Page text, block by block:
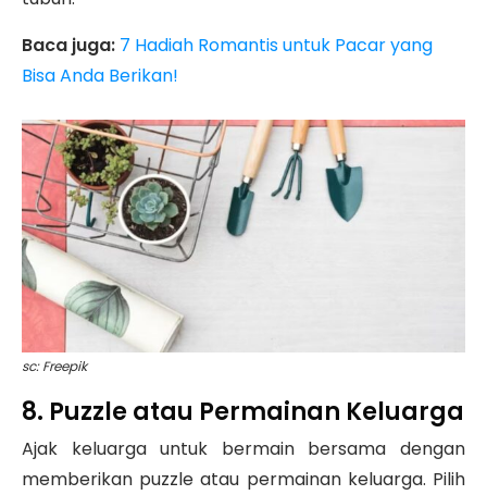
Baca juga: 7 Hadiah Romantis untuk Pacar yang
Bisa Anda Berikan!
sc: Freepik
8. Puzzle atau Permainan Keluarga
Ajak keluarga untuk bermain bersama dengan
memberikan puzzle atau permainan keluarga. Pilih